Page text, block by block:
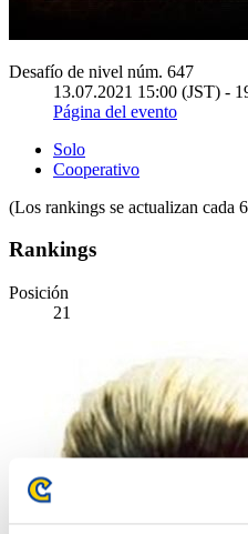
Desafío de nivel núm. 647
13.07.2021 15:00 (JST) -
Página del evento
Solo
Cooperativo
(Los rankings se actualizan cada
Rankings
Posición
21